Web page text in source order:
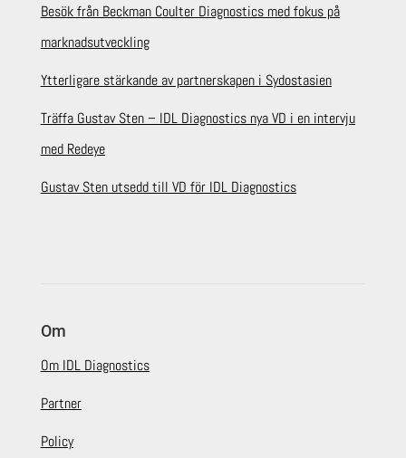
Besök från Beckman Coulter Diagnostics med fokus på
marknadsutveckling
Ytterligare stärkande av partnerskapen i Sydostasien
Träffa Gustav Sten – IDL Diagnostics nya VD i en intervju
med Redeye
Gustav Sten utsedd till VD för IDL Diagnostics
Om
Om IDL Diagnostics
Partner
Policy